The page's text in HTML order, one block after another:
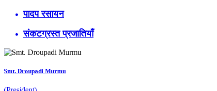
पादप रसायन
संकटग्रस्त प्रजातियाँ
Smt. Droupadi Murmu